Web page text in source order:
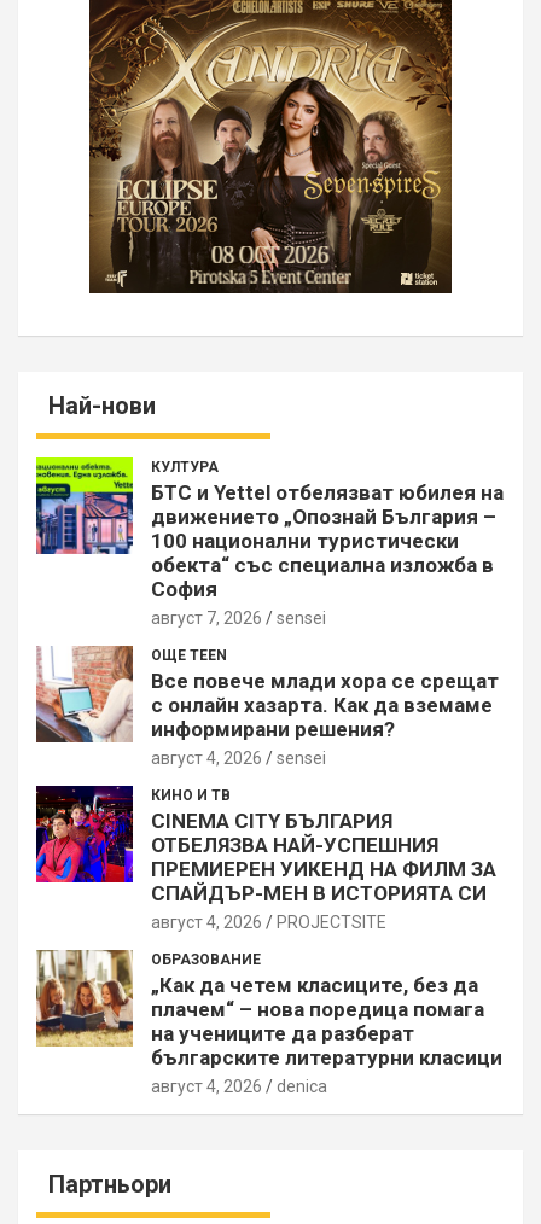
Най-нови
КУЛТУРА
БТС и Yettel отбелязват юбилея на
движението „Опознай България –
100 национални туристически
обекта“ със специална изложба в
София
август 7, 2026 sensei
ОЩЕ TEEN
Все повече млади хора се срещат
с онлайн хазарта. Как да вземаме
информирани решения?
август 4, 2026 sensei
КИНО И ТВ
CINEMA CITY БЪЛГАРИЯ
ОТБЕЛЯЗВА НАЙ-УСПЕШНИЯ
ПРЕМИЕРЕН УИКЕНД НА ФИЛМ ЗА
СПАЙДЪР-МЕН В ИСТОРИЯТА СИ
август 4, 2026 PROJECTSITЕ
ОБРАЗОВАНИЕ
„Как да четем класиците, без да
плачем“ – нова поредица помага
на учениците да разберат
българските литературни класици
август 4, 2026 denica
Партньори